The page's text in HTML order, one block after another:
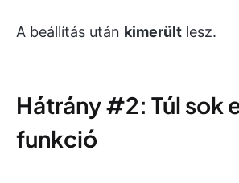
A beállítás után kimerült lesz.
Hátrány #2: Túl sok
funkció